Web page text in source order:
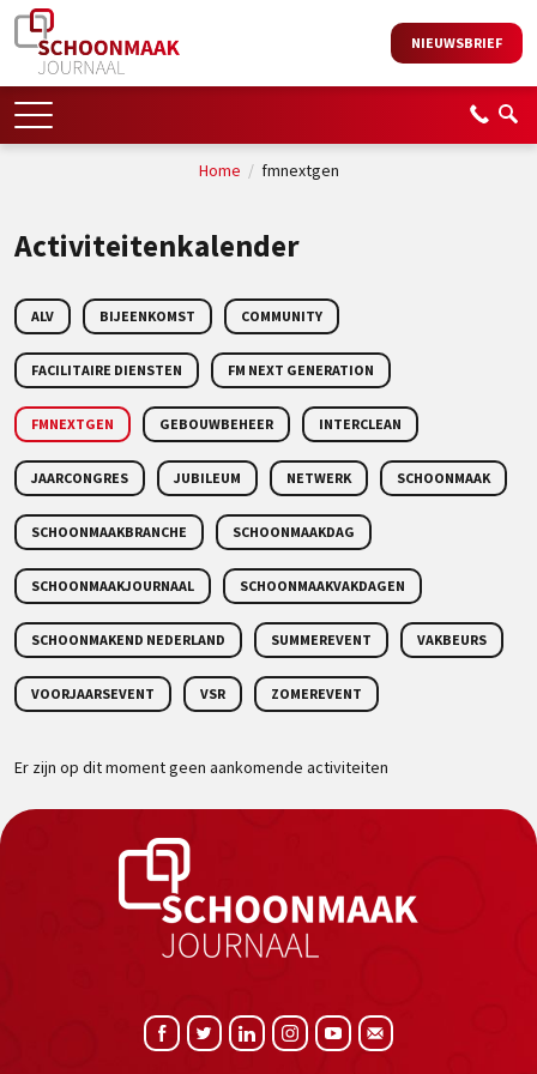
NIEUWSBRIEF
Home / fmnextgen
Activiteitenkalender
ALV BIJEENKOMST COMMUNITY
FACILITAIRE DIENSTEN FM NEXT GENERATION
FMNEXTGEN GEBOUWBEHEER INTERCLEAN
JAARCONGRES JUBILEUM NETWERK SCHOONMAAK
SCHOONMAAKBRANCHE SCHOONMAAKDAG
SCHOONMAAKJOURNAAL SCHOONMAAKVAKDAGEN
SCHOONMAKEND NEDERLAND SUMMEREVENT VAKBEURS
VOORJAARSEVENT VSR ZOMEREVENT
Er zijn op dit moment geen aankomende activiteiten